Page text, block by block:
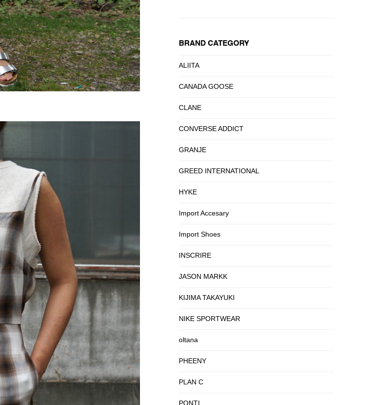
BRAND CATEGORY
ALIITA
CANADA GOOSE
CLANE
CONVERSE ADDICT
GRANJE
GREED INTERNATIONAL
HYKE
Import Accesary
Import Shoes
INSCRIRE
JASON MARKK
KIJIMA TAKAYUKI
NIKE SPORTWEAR
oltana
PHEENY
PLAN C
PONTI